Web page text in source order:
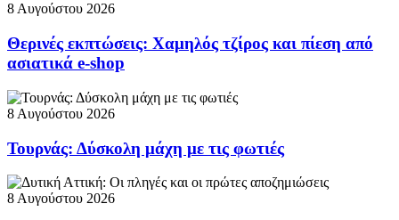
8 Αυγούστου 2026
Θερινές εκπτώσεις: Χαμηλός τζίρος και πίεση από
ασιατικά e-shop
8 Αυγούστου 2026
Τουρνάς: Δύσκολη μάχη με τις φωτιές
8 Αυγούστου 2026